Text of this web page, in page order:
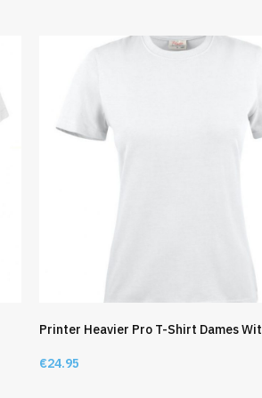
Printer Heavier Pro T-Shirt Dames Wit
€24.95